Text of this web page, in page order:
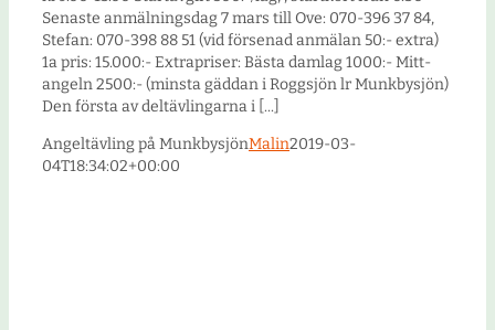
Senaste anmälningsdag 7 mars till Ove: 070-396 37 84,
Stefan: 070-398 88 51 (vid försenad anmälan 50:- extra)
1a pris: 15.000:- Extrapriser: Bästa damlag 1000:- Mitt-
angeln 2500:- (minsta gäddan i Roggsjön lr Munkbysjön)
Den första av deltävlingarna i [...]
Angeltävling på MunkbysjönMalin2019-03-
04T18:34:02+00:00